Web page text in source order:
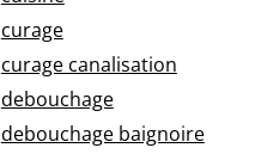
curage
curage canalisation
debouchage
debouchage baignoire